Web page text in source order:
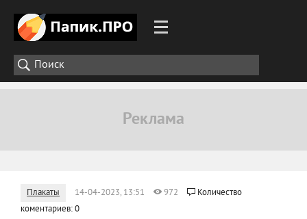
Плакаты 14-04-2023, 13:51 972
Количество
коментариев: 0